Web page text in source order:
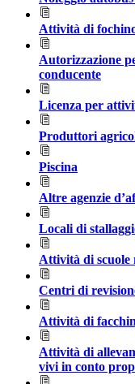
Attività di
Autorizzazione
conducente
Licenza per
Produttori
Piscina
Altre agenzie
Locali di
Attività di scuole
Centri di
Attività di
Attività di
vivi in conto